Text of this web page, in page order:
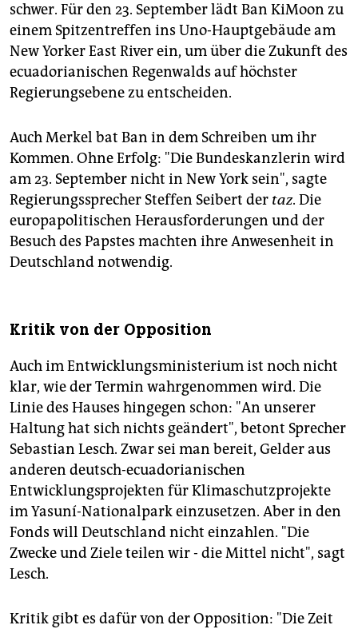
schwer. Für den 23. September lädt Ban KiMoon zu
einem Spitzentreffen ins Uno-Hauptgebäude am
New Yorker East River ein, um über die Zukunft des
ecuadorianischen Regenwalds auf höchster
Regierungsebene zu entscheiden.
Auch Merkel bat Ban in dem Schreiben um ihr
Kommen. Ohne Erfolg: "Die Bundeskanzlerin wird
am 23. September nicht in New York sein", sagte
Regierungssprecher Steffen Seibert der taz. Die
europapolitischen Herausforderungen und der
Besuch des Papstes machten ihre Anwesenheit in
Deutschland notwendig.
Kritik von der Opposition
Auch im Entwicklungsministerium ist noch nicht
klar, wie der Termin wahrgenommen wird. Die
Linie des Hauses hingegen schon: "An unserer
Haltung hat sich nichts geändert", betont Sprecher
Sebastian Lesch. Zwar sei man bereit, Gelder aus
anderen deutsch-ecuadorianischen
Entwicklungsprojekten für Klimaschutzprojekte
im Yasuní-Nationalpark einzusetzen. Aber in den
Fonds will Deutschland nicht einzahlen. "Die
Zwecke und Ziele teilen wir - die Mittel nicht", sagt
Lesch.
Kritik gibt es dafür von der Opposition: "Die Zeit